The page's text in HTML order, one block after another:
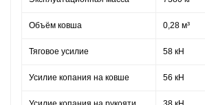
Объём ковша 0,28 м³
Тяговое усилие 58 кН
Усилие копания на ковше 56 кН